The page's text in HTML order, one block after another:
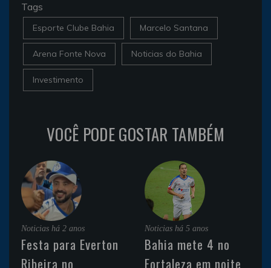
Tags
Esporte Clube Bahia Marcelo Santana
Arena Fonte Nova Noticias do Bahia
Investimento
VOCÊ PODE GOSTAR TAMBÉM
Noticias há 2 anos
Festa para Everton
Ribeira no
Noticias há 5 anos
Bahia mete 4 no
Fortaleza em noite